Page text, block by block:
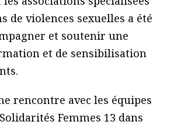
de violences sexuelles a été
et soutenir une
et de sensibilisation
rencontre avec les équipes
Femmes 13 dans